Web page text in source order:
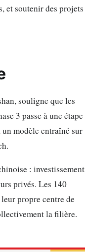
et soutenir des projets
souligne que les
3 passe à une étape
modèle entraîné sur
: investissement
privés. Les 140
propre centre de
la filière.